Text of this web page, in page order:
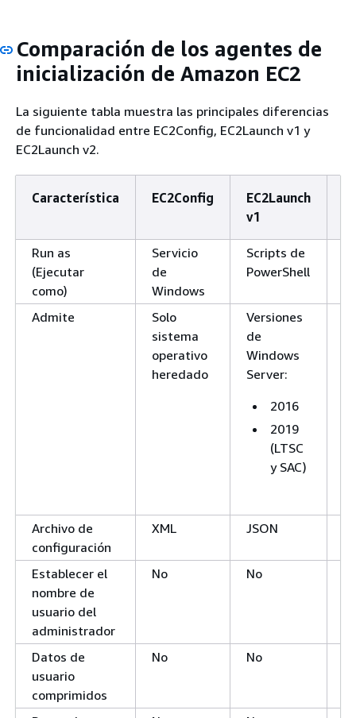
Comparación de los agentes de
inicialización de Amazon EC2
La siguiente tabla muestra las principales diferencias
de funcionalidad entre EC2Config, EC2Launch v1 y
EC2Launch v2.
Característica EC2Config
EC2Launch
v1
Run as
(Ejecutar
como)
Servicio
de
Windows
Scripts de
PowerShell
Admite
Solo
sistema
operativo
heredado
Versiones
de
Windows
Server:
2016
2019
(LTSC
y SAC)
Archivo de
configuración
XML JSON
Establecer el
nombre de
usuario del
administrador
No No
Datos de
usuario
comprimidos
No No